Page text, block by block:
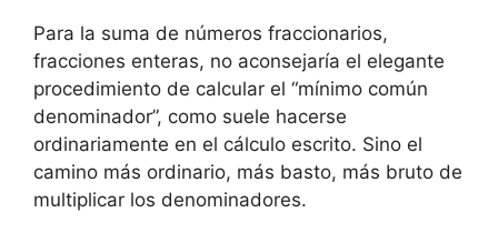
Para la suma de números fraccionarios,
fracciones enteras, no aconsejaría el elegante
procedimiento de calcular el “mínimo común
denominador”, como suele hacerse
ordinariamente en el cálculo escrito. Sino el
camino más ordinario, más basto, más bruto de
multiplicar los denominadores.